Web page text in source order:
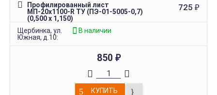
Профилированный лист
МП-20х1100-R ТУ (ПЭ-01-5005-0,7)
(0,500 х 1,150)
725 ₽
Щербинка, ул.
Южная, д.10:
В наличии
850 ₽
КУПИТЬ